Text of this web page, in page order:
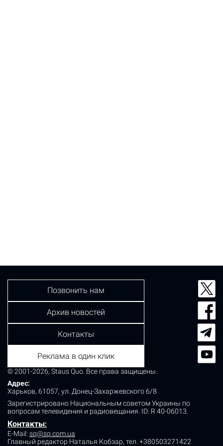
© 2001-2026, Staus Quo. Все права защищены.
Адрес:
Харьков, 61057, ул. Донец-Захаржевского 6/8
Зарегистрировано Национальным советом Украины по
вопросам телевидения и радиовещания. ID: R 40-06013.
Контакты:
E-Mail: sq@sq.com.ua
Главный редактор Наталья Кобзар, тел. +380503271422
Позвонить нам
Архив новостей
Контакты
Реклама в один клик